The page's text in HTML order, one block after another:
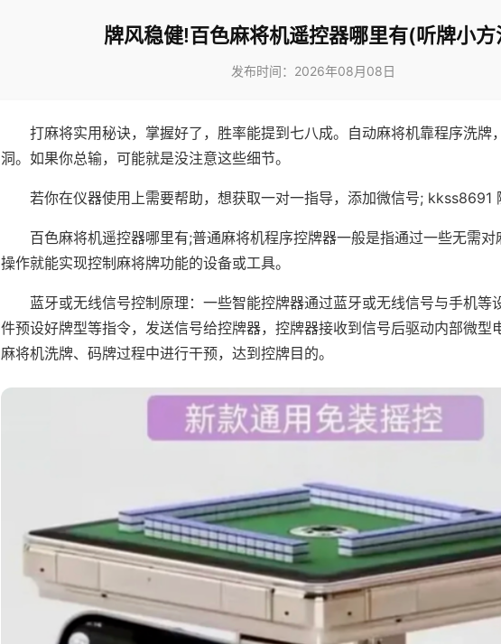
牌风稳健!百色麻将机遥控器哪里有(听牌小方
发布时间：2026年08月08日
打麻将实用秘诀，掌握好了，胜率能提到七八成。自动麻将机靠程序洗牌
洞。如果你总输，可能就是没注意这些细节。
若你在仪器使用上需要帮助，想获取一对一指导，添加微信号; kkss8691
百色麻将机遥控器哪里有;普通麻将机程序控牌器一般是指通过一些无需
操作就能实现控制麻将牌功能的设备或工具。
蓝牙或无线信号控制原理：一些智能控牌器通过蓝牙或无线信号与手机等
件预设好牌型等指令，发送信号给控牌器，控牌器接收到信号后驱动内部微型
麻将机洗牌、码牌过程中进行干预，达到控牌目的。